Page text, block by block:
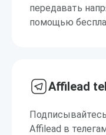
передавать
помощью
Affilead
Affilead в